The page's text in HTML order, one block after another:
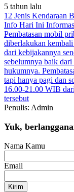
5 tahun lalu
12 Jenis Kendaraan
Info Hari Ini
Pembatasan mobil
diberlakukan
dari kebijakannya
sebelumnya baik dari
hukumnya.
tapi hanya pagi dan
16.00-21.00 WIB
tersebut
Penulis: Admin
Yuk,
Nama Kamu
Email
Kirim